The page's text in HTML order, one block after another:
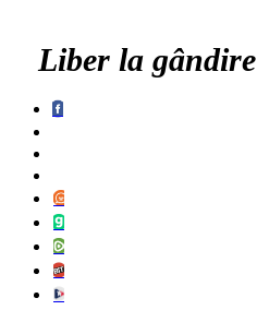
Liber la gândire